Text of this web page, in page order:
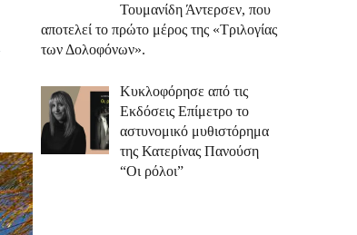
Τουμανίδη Άντερσεν, που
αποτελεί το πρώτο μέρος της «Τριλογίας
των Δολοφόνων».
Κυκλοφόρησε από τις
Εκδόσεις Επίμετρο το
αστυνομικό μυθιστόρημα
της Κατερίνας Πανούση
“Οι ρόλοι”